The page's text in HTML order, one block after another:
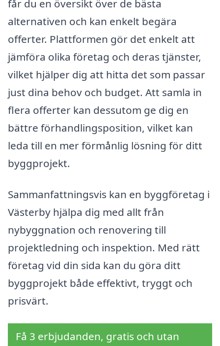
får du en översikt över de bästa
alternativen och kan enkelt begära
offerter. Plattformen gör det enkelt att
jämföra olika företag och deras tjänster,
vilket hjälper dig att hitta det som passar
just dina behov och budget. Att samla in
flera offerter kan dessutom ge dig en
bättre förhandlingsposition, vilket kan
leda till en mer förmånlig lösning för ditt
byggprojekt.
Sammanfattningsvis kan en byggföretag i
Västerby hjälpa dig med allt från
nybyggnation och renovering till
projektledning och inspektion. Med rätt
företag vid din sida kan du göra ditt
byggprojekt både effektivt, tryggt och
prisvärt.
Få 3 erbjudanden, gratis och utan